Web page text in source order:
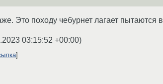
Это походу чебурнет лагает
03:15:52 +00:00)